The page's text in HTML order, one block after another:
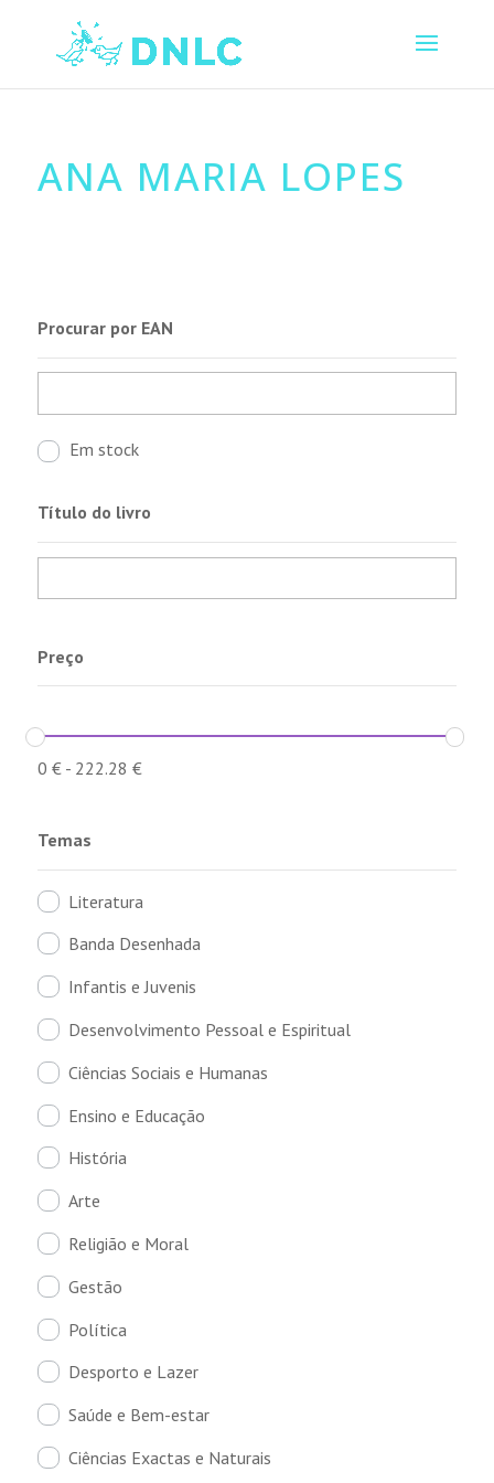
ANA MARIA LOPES
Procurar por EAN
Em stock
Título do livro
Preço
0 €- 222.28 €
Temas
Literatura
Banda Desenhada
Infantis e Juvenis
Desenvolvimento Pessoal e Espiritual
Ciências Sociais e Humanas
Ensino e Educação
História
Arte
Religião e Moral
Gestão
Política
Desporto e Lazer
Saúde e Bem-estar
Ciências Exactas e Naturais